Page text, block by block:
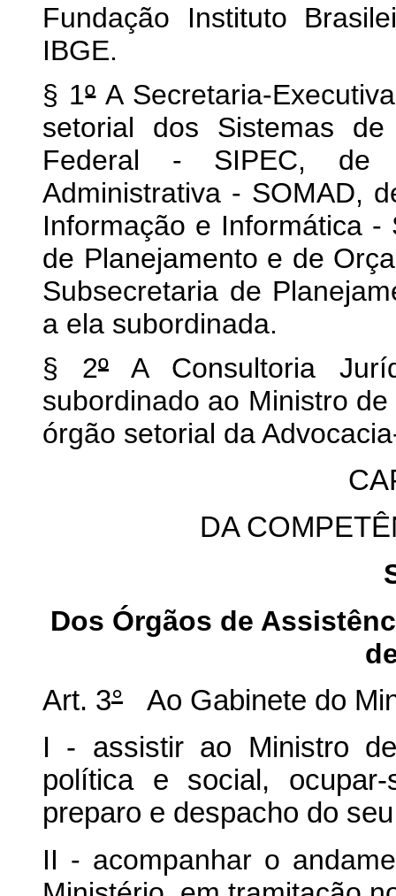
Fundação Instituto
IBGE.
§ 1ºA Secretaria-
setorial dos Sistemas
Federal - SIPEC, de
Administrativa - SOMAD,
Informação e Informática -
de Planejamento e de
Subsecretaria de
a ela subordinada.
§ 2º A Consultoria
subordinado ao Ministro
órgão setorial da
DA
Dos Órgãos de
Art. 3° Ao Gabinete do
I - assistir ao Ministro
política e social,
preparo e despacho do
II - acompanhar o